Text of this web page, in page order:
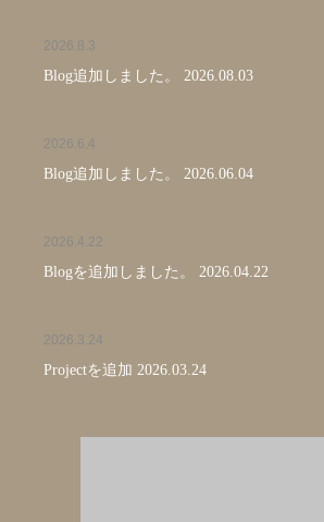
2026.8.3
Blog追加しました。 2026.08.03
2026.6.4
Blog追加しました。 2026.06.04
2026.4.22
Blogを追加しました。 2026.04.22
2026.3.24
Projectを追加 2026.03.24